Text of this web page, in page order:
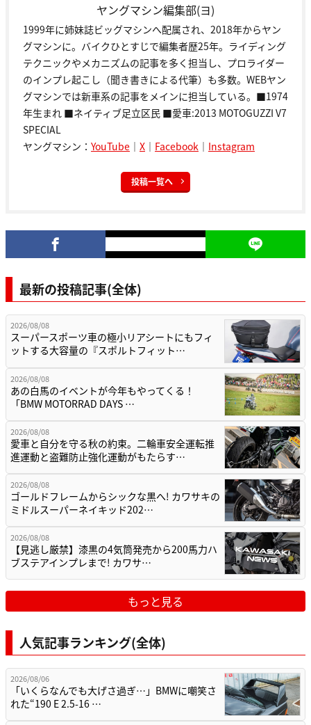
ヤングマシン編集部(ヨ)
1999年に姉妹誌ビッグマシンへ配属され、2018年からヤン
グマシンに。バイクひとすじで編集者歴25年。ライディング
テクニックやメカニズムの記事を多く担当し、プロライダー
のインプレ起こし（聞き書きによる代筆）も多数。WEBヤン
グマシンでは新車系の記事をメインに担当している。■1974
年生まれ ■ネイティブ足立区民 ■愛車:2013 MOTOGUZZI V7
SPECIAL
ヤングマシン： YouTube ｜ X ｜ Facebook ｜ Instagram
投稿一覧へ
最新の投稿記事(全体)
2026/08/08
スーパースポーツ車の極小リアシートにもフィ
ットする大容量の『スポルトフィット…
2026/08/08
あの白馬のイベントが今年もやってくる！
「BMW MOTORRAD DAYS …
2026/08/08
愛車と自分を守る秋の約束。二輪車安全運転推
進運動と盗難防止強化運動がもたらす…
2026/08/08
ゴールドフレームからシックな黒へ! カワサキの
ミドルスーパーネイキッド202…
2026/08/08
【見逃し厳禁】漆黒の4気筒発売から200馬力ハ
ブステアインプレまで! カワサ…
もっと見る
人気記事ランキング(全体)
2026/08/06
「いくらなんでも大げさ過ぎ…」BMWに嘲笑さ
れた“190 E 2.5-16 …